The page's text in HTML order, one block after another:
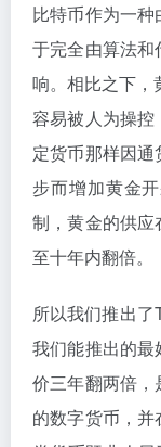
比特币作为一
于完全由算法
响。相比之下，
容易被人为操
定货币那样因
步而增加黄金
制，黄金的供
至十年内翻倍。
所以我们推出了
我们能推出的
价三年翻两倍
的数字货币，